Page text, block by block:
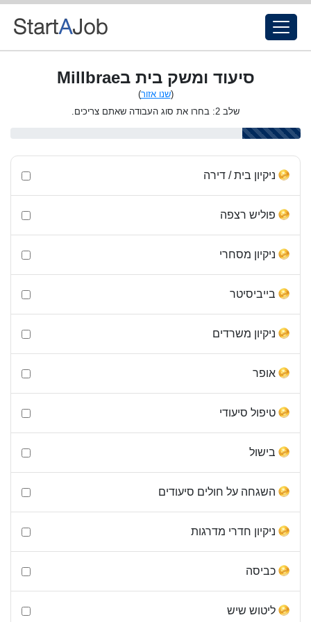
סיעוד ומשק בית בMillbrae
(שנו אזור)
שלב 2: בחרו את סוג העבודה שאתם צריכים.
ניקיון בית / דירה
פוליש רצפה
ניקיון מסחרי
בייביסיטר
ניקיון משרדים
אופר
טיפול סיעודי
בישול
השגחה על חולים סיעודים
ניקיון חדרי מדרגות
כביסה
ליטוש שיש